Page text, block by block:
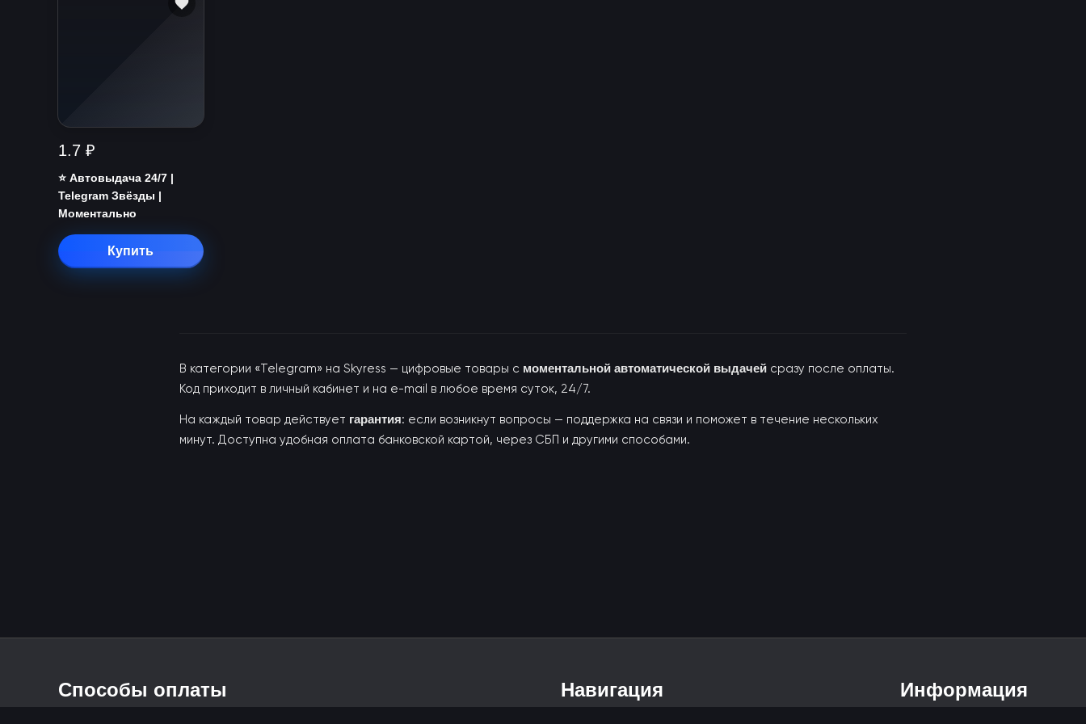
1.7 ₽
⭐️ Автовыдача 24/7 |
Telegram Звёзды |
Моментально
Купить
В категории «Telegram» на Skyress — цифровые товары с моментальной автоматической выдачей сразу после оплаты.
Код приходит в личный кабинет и на e-mail в любое время суток, 24/7.
На каждый товар действует гарантия: если возникнут вопросы — поддержка на связи и поможет в течение нескольких
минут. Доступна удобная оплата банковской картой, через СБП и другими способами.
Способы оплаты Навигация Информация